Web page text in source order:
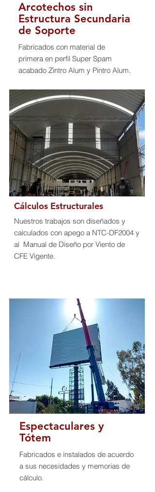
Arcotechos sin
Estructura Secundaria
de Soporte
Fabricados con material de
primera en perfil Super Spam
acabado Zintro Alum y Pintro Alum.
Cálculos Estructurales
Nuestros trabajos son diseñados y
calculados con apego a NTC-DF2004 y
al Manual de Diseño por Viento de
CFE Vigente.
Espectaculares y
Tótem
Fabricados e instalados de acuerdo
a sus necesidades y memorias de
cálculo.